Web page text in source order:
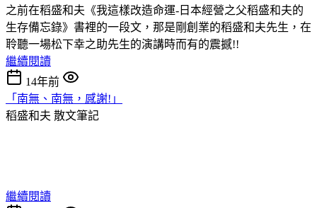
之前在稻盛和夫《我這樣改造命運-日本經營之父稻盛和夫的
生存備忘錄》書裡的一段文，那是剛創業的稻盛和夫先生，在
聆聽一場松下幸之助先生的演講時而有的震撼!!
繼續閱讀
14年前
「南無、南無，感謝!」
稻盛和夫 散文筆記
繼續閱讀